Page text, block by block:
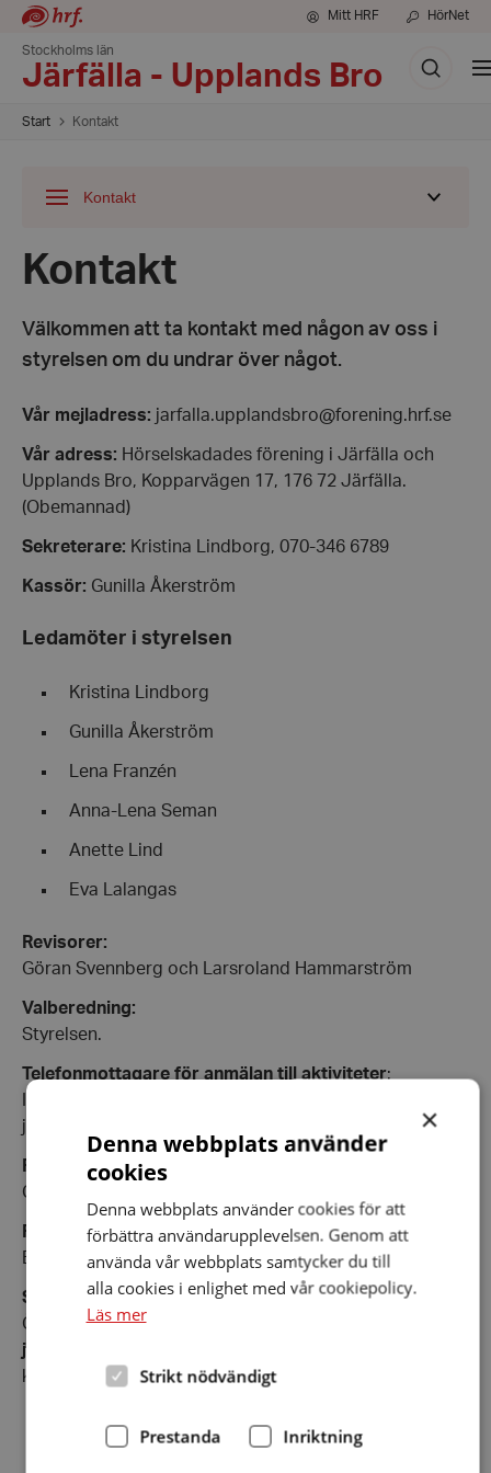
Mitt HRF HörNet
Stockholms län
Järfälla - Upplands Bro
Sök
Start Kontakt
Kontakt
Välkommen att ta kontakt med någon av oss i
styrelsen om du undrar över något.
Vår mejladress: jarfalla.upplandsbro@forening.hrf.se
Vår adress: Hörselskadades förening i Järfälla och
Upplands Bro, Kopparvägen 17, 176 72 Järfälla.
(Obemannad)
Sekreterare: Kristina Lindborg, 070-346 6789
Kassör: Gunilla Åkerström
Ledamöter i styrelsen
Kristina Lindborg
Gunilla Åkerström
Lena Franzén
Anna-Lena Seman
Anette Lind
Eva Lalangas
Revisorer:
Göran Svennberg och Larsroland Hammarström
Valberedning:
Styrelsen.
Telefonmottagare för anmälan till aktiviteter:
jarfalla.upplandsbro@forening.hrf.se
Festkommittén:
Gerthy Ahlsén och Monica Askling.
Reseledare:
Björn Blom,evabjornblom@gmail.com
Slingansvarig:
Örjan Söderberg. Skriv till
jarfalla.upplandsbro@forening.hrf.se
kontakt med Örjan.
Visa
Kontakt
×
Denna webbplats använder
cookies
Denna webbplats använder cookies för att
förbättra användarupplevelsen. Genom att
använda vår webbplats samtycker du till
alla cookies i enlighet med vår cookiepolicy.
Läs mer
Strikt nödvändigt
Prestanda Inriktning